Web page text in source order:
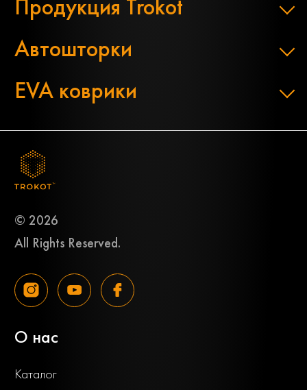
Продукция Trokot
Автошторки
EVA коврики
© 2026
All Rights Reserved.
О нас
Каталог